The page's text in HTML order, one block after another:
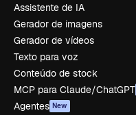
Assistente de IA
Gerador de imagens
Gerador de vídeos
Texto para voz
Conteúdo de stock
MCP para Claude/ChatGPT
Agentes New